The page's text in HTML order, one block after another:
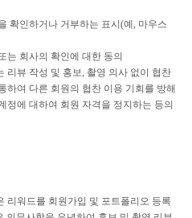
확인하거나 거부하는 표시 (예 , 마우스
는 회사의 확인에 대한 동의
리뷰 작성 및 홍보, 촬영 의사 없이 협찬
하여 다른 회원의 협찬 이용 기회를 방해
정에 대하여 회원 자격을 정지하는 등의
리워드를 회원가입 및 포트폴리오 등록